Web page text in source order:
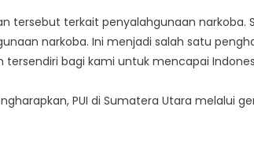
tersebut terkait penyalahgunaan
narkoba. Ini menjadi salah satu
tersendiri bagi kami untuk mencapai
PUI di Sumatera Utara melalui